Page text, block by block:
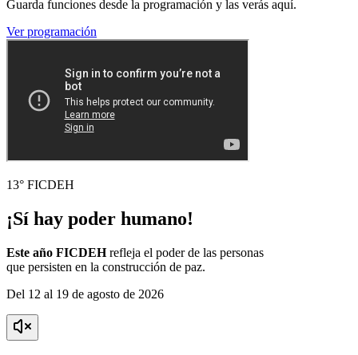
Guarda funciones desde la programación y las verás aquí.
Ver programación
13° FICDEH
¡Sí hay poder humano!
Este año FICDEHrefleja el poder de las personas
que persisten en la construcción de paz.
Del 12 al 19 de agosto de 2026